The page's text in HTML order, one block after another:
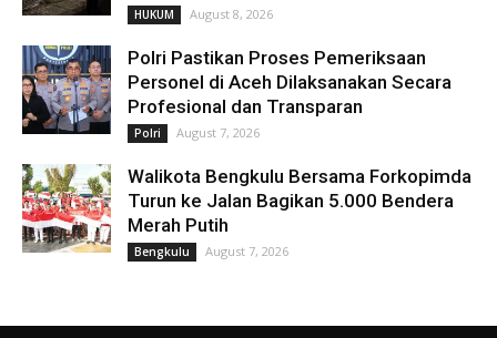
HUKUM August 8, 2026
Polri Pastikan Proses Pemeriksaan
Personel di Aceh Dilaksanakan Secara
Profesional dan Transparan
Polri August 7, 2026
Walikota Bengkulu Bersama Forkopimda
Turun ke Jalan Bagikan 5.000 Bendera
Merah Putih
Bengkulu August 7, 2026